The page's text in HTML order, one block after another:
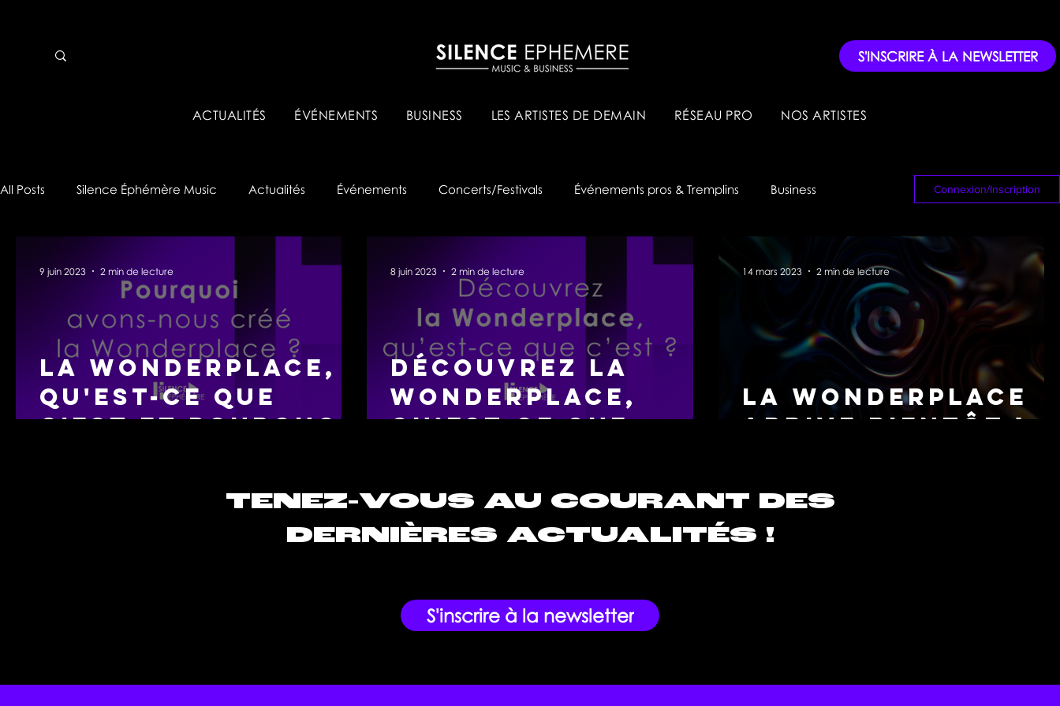
S'INSCRIRE À LA NEWSLETTER
ACTUALITÉS ÉVÉNEMENTS BUSINESS LES ARTISTES DE DEMAIN RÉSEAU PRO NOS ARTISTES
All Posts Silence Éphémère Music Actualités Événements Concerts/Festivals Événements pros & Tremplins Business Connexion/Inscription
La Wonderplace,
qu'est-ce que
c'est et pourquoi
9 juin 2023 2 min de lecture
Découvrez la
Wonderplace,
qu’est-ce que
8 juin 2023 2 min de lecture
La wonderplace
arrive bientôt !
14 mars 2023 2 min de lecture
TENEZ-VOUS AU COURANT DES
DERNIÈRES ACTUALITÉS !
S'inscrire à la newsletter